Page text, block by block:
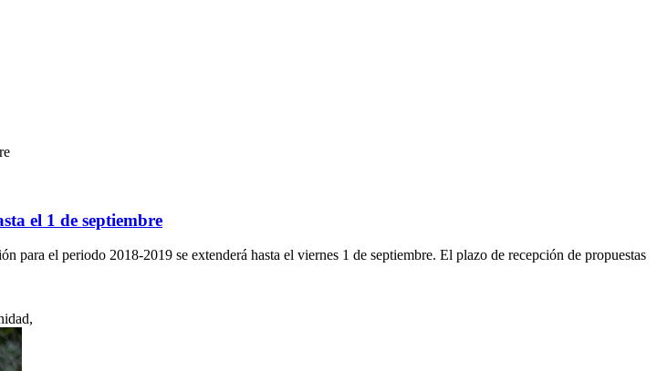
el 1 de septiembre
el periodo 2018-2019 se extenderá hasta el viernes 1 de septiembre. El plazo de recepción de propuestas